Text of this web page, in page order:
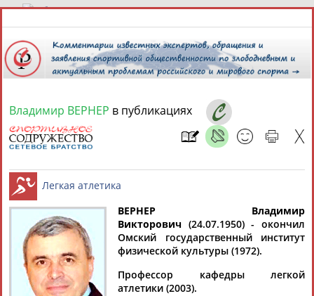
9 августа 2026 года,09:44
Найдено: 13181 Расширенный поиск
Аслаудин
АБАЕВ
Елена
АБАИМОВА
Мария
АБАКУМОВА
Юлия
АБАЛАКИНА
Владимир ВЕРНЕР в публикациях
Легкая атлетика
ВЕРНЕР Владимир
Викторович (24.07.1950) - окончил
Омский государственный институт
физической культуры (1972).
Профессор кафедры легкой
атлетики (2003).